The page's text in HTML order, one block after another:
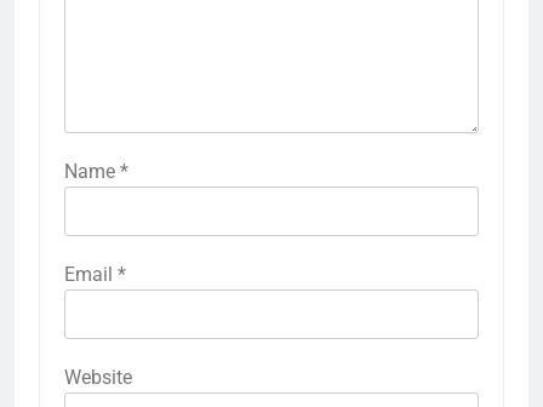
Name *
Email *
Website